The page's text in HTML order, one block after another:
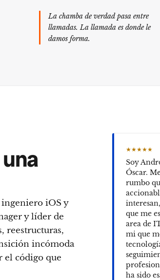
La chamba de verdad pasa entre
llamadas. La llamada es donde le
damos forma.
ingeniero iOS y
y líder de
reestructuras,
incómoda
el código que
★★★★★
Soy
Óscar.
rumbo
que me
area de
mi que
ha sido